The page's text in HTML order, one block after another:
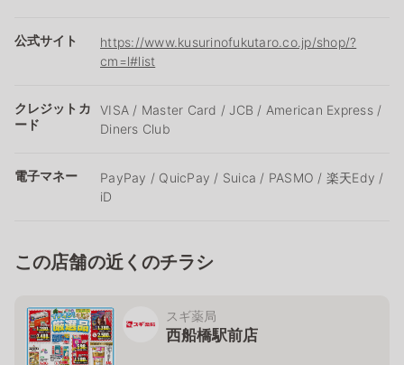
公式サイト
https://www.kusurinofukutaro.co.jp/shop/?
cm=l#list
クレジットカ
ード
VISA / Master Card / JCB / American Express /
Diners Club
電子マネー
PayPay / QuicPay / Suica / PASMO / 楽天Edy /
iD
この店舗の近くのチラシ
スギ薬局
西船橋駅前店